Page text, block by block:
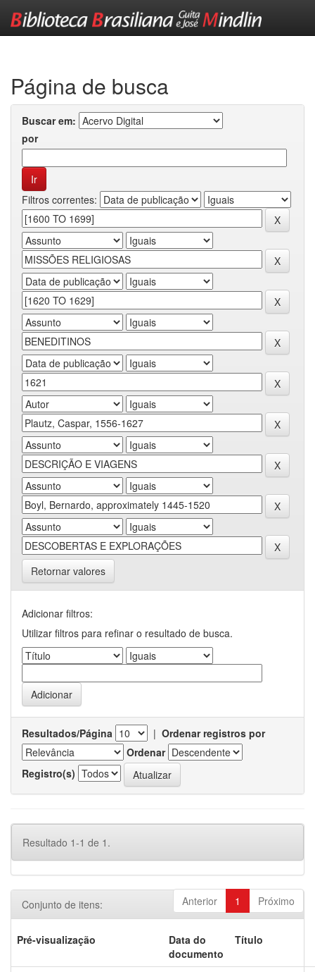
Página de busca
Buscar em:
por
Filtros correntes:
Retornar valores
Adicionar filtros:
Utilizar filtros para refinar o resultado de busca.
Resultados/Página | Ordenar registros por
Ordenar
Registro(s)
Resultado 1-1 de 1.
Anterior 1 Próximo
Conjunto de itens:
Pré-visualização
Data do
documento
Título